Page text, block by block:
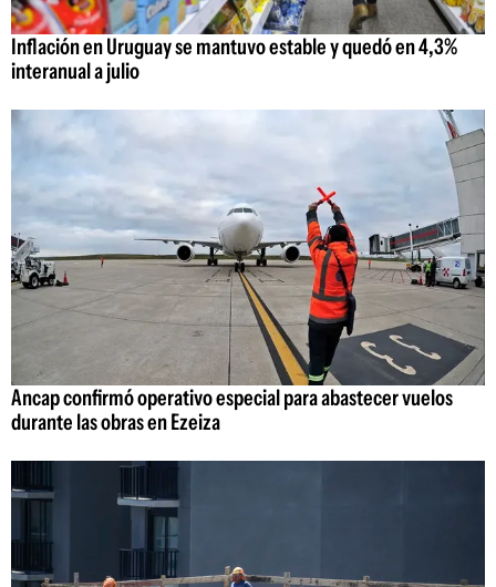
Inflación en Uruguay se mantuvo estable y quedó en 4,3%
interanual a julio
Ancap confirmó operativo especial para abastecer vuelos
durante las obras en Ezeiza